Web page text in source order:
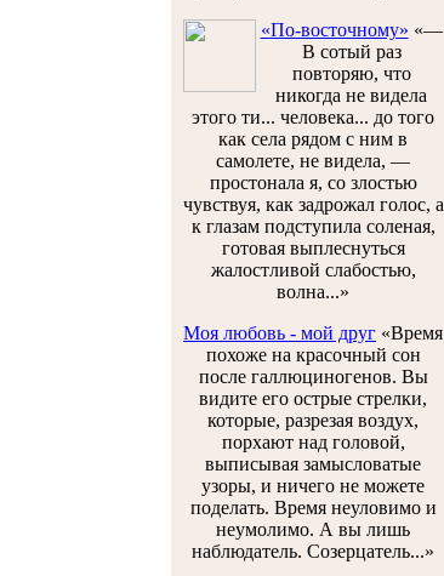
«По-восточному» «—
В сотый раз
повторяю, что
никогда не видела
этого ти... человека... до того
как села рядом с ним в
самолете, не видела, —
простонала я, со злостью
чувствуя, как задрожал голос, а
к глазам подступила соленая,
готовая выплеснуться
жалостливой слабостью,
волна...»
Моя любовь - мой друг «Время
похоже на красочный сон
после галлюциногенов. Вы
видите его острые стрелки,
которые, разрезая воздух,
порхают над головой,
выписывая замысловатые
узоры, и ничего не можете
поделать. Время неуловимо и
неумолимо. А вы лишь
наблюдатель. Созерцатель...»